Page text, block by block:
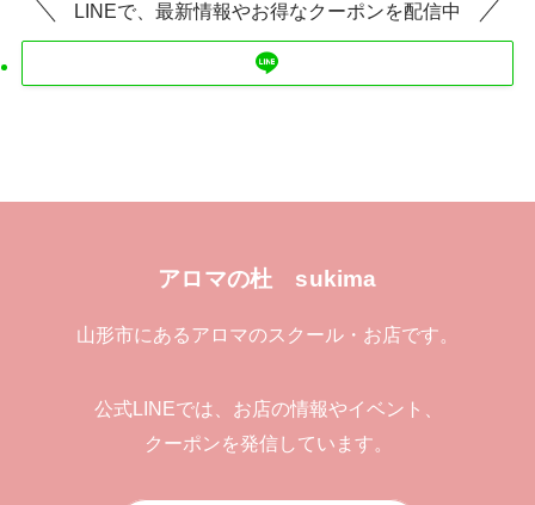
LINEで、最新情報やお得なクーポンを配信中
アロマの杜 sukima
山形市にあるアロマのスクール・お店です。
公式LINEでは、お店の情報やイベント、
クーポンを発信しています。